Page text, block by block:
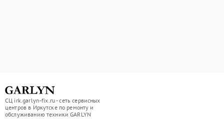
СЦ irk.garlyn-fix.ru - сеть сервисных
центров в Иркутске по ремонту и
обслуживанию техники GARLYN